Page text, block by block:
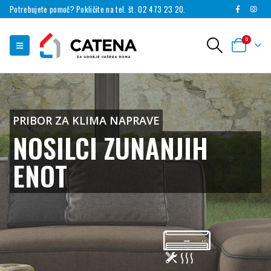
Potrebujete pomoč? Pokličite na tel. št. 02 473 23 20.
0
PRIBOR ZA KLIMA NAPRAVE
NOSILCI ZUNANJIH
ENOT